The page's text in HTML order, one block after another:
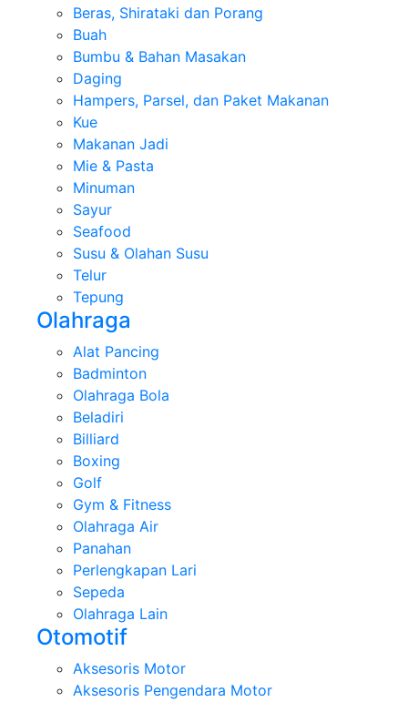
Beras, Shirataki dan Porang
Buah
Bumbu & Bahan Masakan
Daging
Hampers, Parsel, dan Paket Makanan
Kue
Makanan Jadi
Mie & Pasta
Minuman
Sayur
Seafood
Susu & Olahan Susu
Telur
Tepung
Olahraga
Alat Pancing
Badminton
Olahraga Bola
Beladiri
Billiard
Boxing
Golf
Gym & Fitness
Olahraga Air
Panahan
Perlengkapan Lari
Sepeda
Olahraga Lain
Otomotif
Aksesoris Motor
Aksesoris Pengendara Motor